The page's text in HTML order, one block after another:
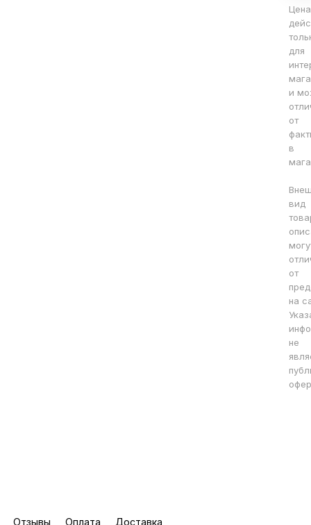
Цена
для
и
от
в
вид
от
на
не
Отзывы Оплата Доставка